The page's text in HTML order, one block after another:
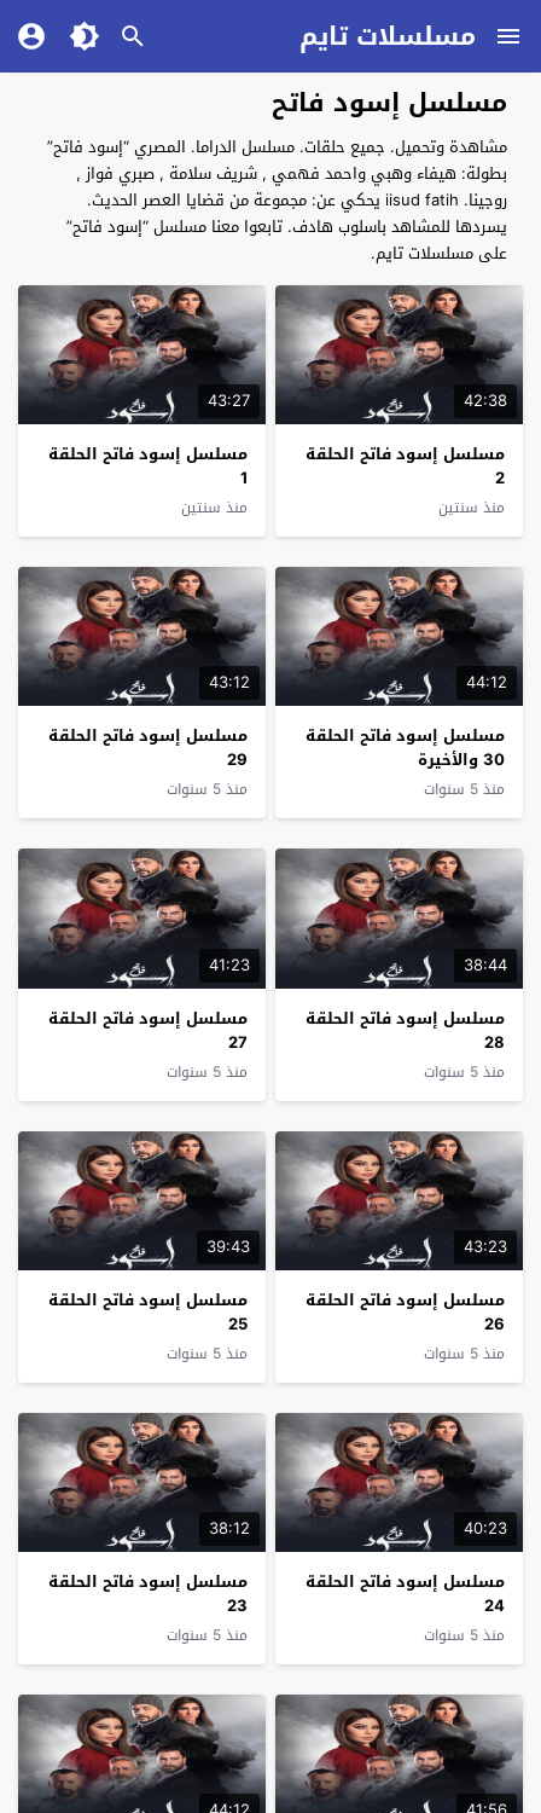
مسلسلات تايم
مسلسل إسود فاتح
مشاهدة وتحميل. جميع حلقات. مسلسل الدراما. المصري “إسود فاتح”
بطولة: هيفاء وهبي واحمد فهمي , شريف سلامة , صبري فواز ,
روجينا. iisud fatih يحكي عن: مجموعة من قضايا العصر الحديث.
يسردها للمشاهد باسلوب هادف. تابعوا معنا مسلسل “إسود فاتح”
على مسلسلات تايم.
42:38
مسلسل إسود فاتح الحلقة
2
منذ سنتين
43:27
مسلسل إسود فاتح الحلقة
1
منذ سنتين
44:12
مسلسل إسود فاتح الحلقة
30 والأخيرة
منذ 5 سنوات
43:12
مسلسل إسود فاتح الحلقة
29
منذ 5 سنوات
38:44
مسلسل إسود فاتح الحلقة
28
منذ 5 سنوات
41:23
مسلسل إسود فاتح الحلقة
27
منذ 5 سنوات
43:23
مسلسل إسود فاتح الحلقة
26
منذ 5 سنوات
39:43
مسلسل إسود فاتح الحلقة
25
منذ 5 سنوات
40:23
مسلسل إسود فاتح الحلقة
24
منذ 5 سنوات
38:12
مسلسل إسود فاتح الحلقة
23
منذ 5 سنوات